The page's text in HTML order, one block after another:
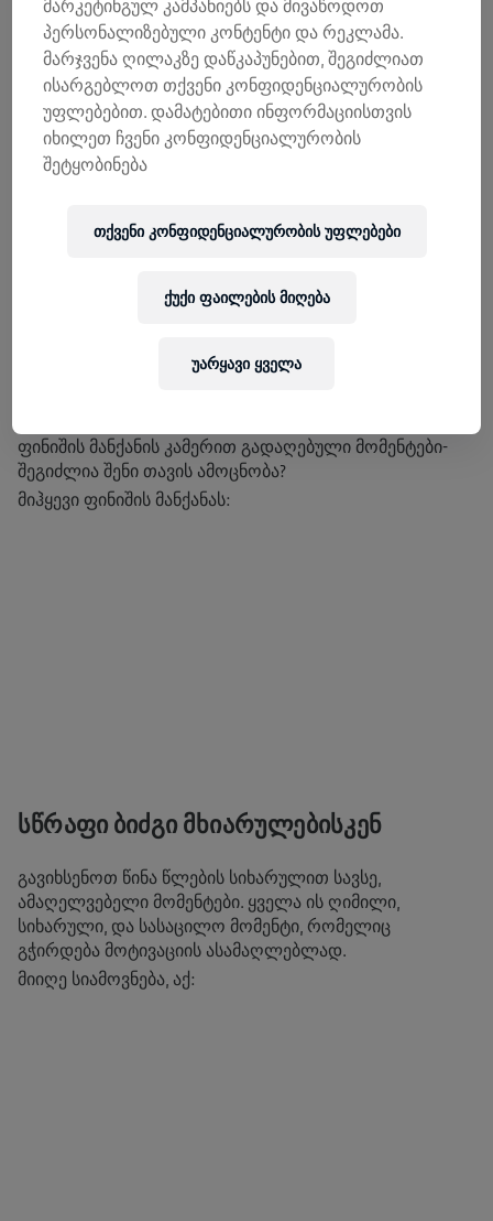
დიდ დროს ატარებს და დროის გასაყვანად უკვე ყველა
ხერხს მივმართეთ.
ჩვენ თვალი გადავავლეთ მსოფლიო რბენის
ალბომებსYouTube-ზე- და ვიფიქრეთ თქვენც
სიამოვნებით გაგვიზიარებდით დასამახსოვრებელ
მომენტებს თქვენი რბენიდან. ამ არც თუ ისევ მშვიდ
პერიოდში საჭირო სტიმულის მოსაცემად გიზიარებთ
Wings for Life World Run-ის „ფლეილისტს“.
ᲒᲐᲕᲔᲠᲗᲝᲗ ᲔᲠᲗᲘ ᲓᲦᲔ ᲤᲘᲜᲘᲨᲘᲡ
მანქანის კვალდაკვალ იქამდე შეგიძლია უყურო
ფინიშის მანქანის კამერით გადაღებული მომენტები-
შეგიძლია შენი თავის ამოცნობა?
მიჰყევი ფინიშის მანქანას:
პარამეტრები.
COOKIE ᲞᲐᲠᲐᲛᲔᲢᲠᲔᲑᲘ
ᲡᲬᲠᲐᲤᲘ ᲑᲘᲫᲒᲘ ᲛᲮᲘᲐᲠᲣᲚᲔᲑᲘᲡᲙᲔᲜ
გავიხსენოთ წინა წლების სიხარულით სავსე,
ამაღელვებელი მომენტები. ყველა ის ღიმილი,
სიხარული, და სასაცილო მომენტი, რომელიც
გჭირდება მოტივაციის ასამაღლებლად.
მიიღე სიამოვნება, აქ:
მარკეტინგულ კამპანიებს და მივაწოდოთ
პერსონალიზებული კონტენტი და რეკლამა.
მარჯვენა ღილაკზე დაწკაპუნებით, შეგიძლიათ
ისარგებლოთ თქვენი კონფიდენციალურობის
უფლებებით. დამატებითი ინფორმაციისთვის
იხილეთ ჩვენი კონფიდენციალურობის
შეტყობინება
თქვენი კონფიდენციალურობის უფლებები
უარყავი ყველა
ქუქი ფაილების მიღება